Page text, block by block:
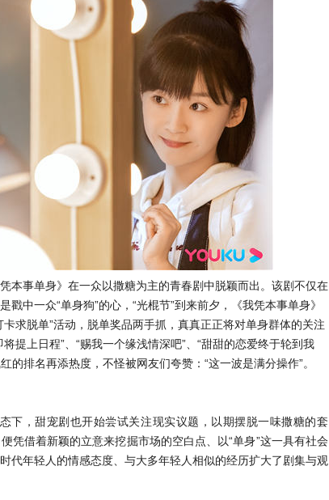
本事单身》在一众以撒糖为主的青春剧中脱颖而出。该剧不仅在
中一众“单身狗”的心，“光棍节”到来前夕，《我凭本事单身》
求脱单”活动，脱单奖品两手抓，真真正正将对单身群体的关注
提上日程”、“赐我一个缘浅情深吧”、“甜甜的恋爱终于轮到我
的排名再添热度，不怪被网友们夸赞：“这一波是满分操作”。
下，甜宠剧也开始尝试关注现实议题，以期摆脱一味撒糖的套
凭借着新颖的立意来挖掘市场的空白点、以“单身”这一具有社会
代年轻人的情感态度、与大多年轻人相似的经历扩大了剧集与观